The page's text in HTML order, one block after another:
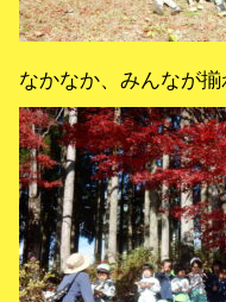
なかなか、みんなが揃